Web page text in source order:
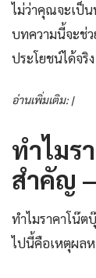
ไม่ว่าคุณจะเป็
บทความนี้จะช่ว
ประโยชน์ได้จริง
อ่านเพิ่มเติม: |
ทำไมร
สำคัญ
ทำไมราคาโน๊ต
ไปนี้คือเหตุผล